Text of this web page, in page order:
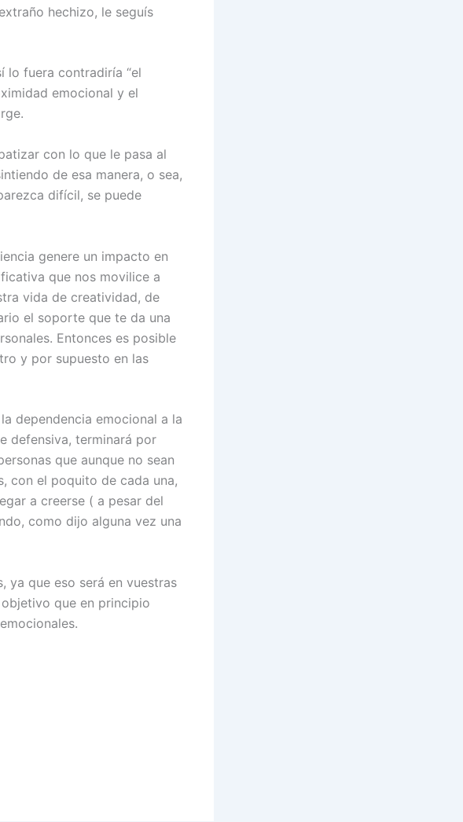
hechizo, le seguís
lo fuera contradiría “el
emocional y el
con lo que le pasa al
de esa manera, o sea,
difícil, se puede
genere un impacto en
que nos movilice a
vida de creatividad, de
el soporte que te da una
Entonces es posible
y por supuesto en las
dependencia emocional a la
defensiva, terminará por
que aunque no sean
con el poquito de cada una,
a creerse ( a pesar del
como dijo alguna vez una
ya que eso será en vuestras
que en principio